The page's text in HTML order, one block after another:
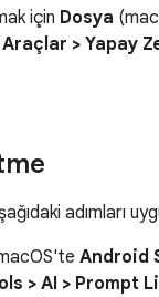
için Dosya
> Yapay
adımları
Android
> AI > Prompt